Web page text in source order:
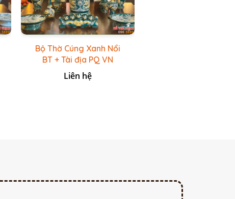
Bộ Thờ Cúng Xanh Nổi
BT + Tài địa PQ VN
Xanh Lục
Liên hệ